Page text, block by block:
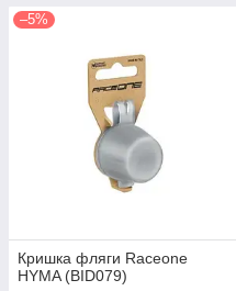
–5%
Кришка фляги Raceone
HYMA (BID079)